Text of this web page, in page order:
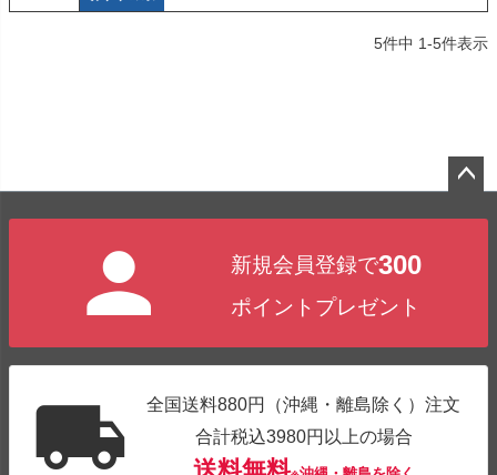
5件中 1-5件表示
新規会員登録で300
ポイントプレゼント
全国送料880円（沖縄・離島除く）注文
合計税込3980円以上の場合